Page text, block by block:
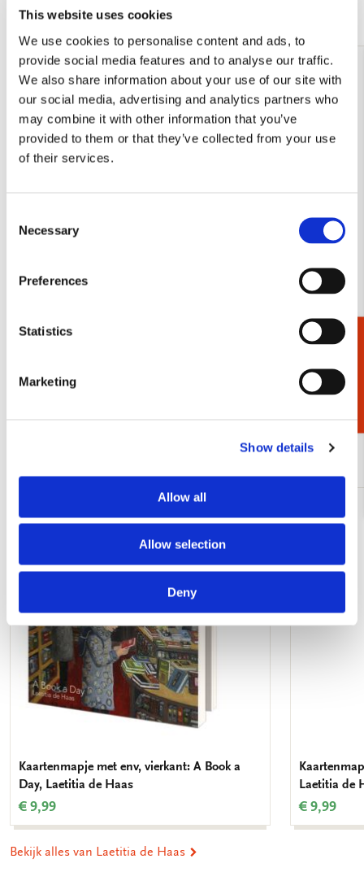
This website uses cookies
We use cookies to personalise content and ads, to
provide social media features and to analyse our traffic.
We also share information about your use of our site with
our social media, advertising and analytics partners who
may combine it with other information that you’ve
provided to them or that they’ve collected from your use
of their services.
Selection
Necessary
Preferences
Statistics
Marketing
Show details
Allow all
Allow selection
Deny
Meer van Cadeau voor haar
Toevoegen
aan
verlanglijst
Insecten, Sorcia
Dieren,
€ 2,99
Toevoegen
Kaartenmapje met env, vierkant: A Book a
Day, Laetitia de Haas
€ 9,99
Laetitia de
€ 9,99
Bekijk alles van Laetitia de Haas
Cadeaukiezer